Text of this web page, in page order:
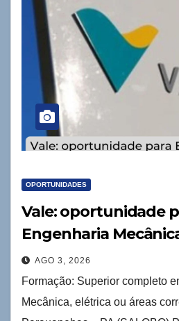
OPORTUNIDADES
Vale: oportunidade
Engenharia
AGO 3, 2026
Formação: Superior completo
Mecânica, elétrica ou áreas